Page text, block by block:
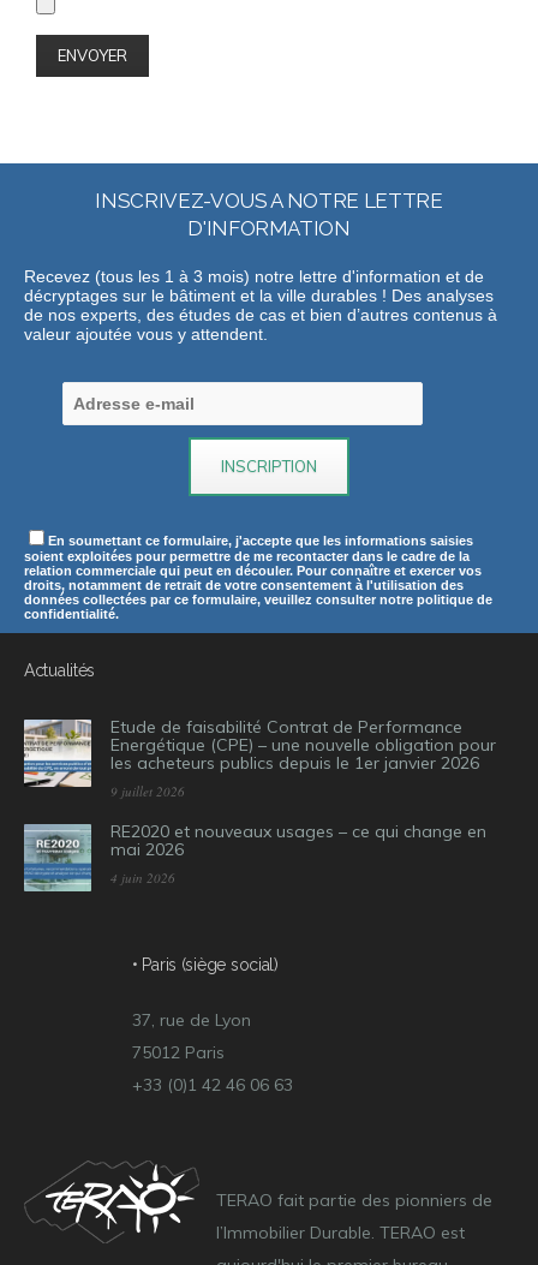
INSCRIVEZ-VOUS A NOTRE LETTRE
D'INFORMATION
Recevez (tous les 1 à 3 mois) notre lettre d'information et de
décryptages sur le bâtiment et la ville durables ! Des analyses
de nos experts, des études de cas et bien d’autres contenus à
valeur ajoutée vous y attendent.
En soumettant ce formulaire, j'accepte que les informations saisies
soient exploitées pour permettre de me recontacter dans le cadre de la
relation commerciale qui peut en découler. Pour connaître et exercer vos
droits, notamment de retrait de votre consentement à l'utilisation des
données collectées par ce formulaire, veuillez consulter notre politique de
confidentialité.
Actualités
Etude de faisabilité Contrat de Performance
Energétique (CPE) – une nouvelle obligation pour
les acheteurs publics depuis le 1er janvier 2026
9 juillet 2026
RE2020 et nouveaux usages – ce qui change en
mai 2026
4 juin 2026
• Paris (siège social)
37, rue de Lyon
75012 Paris
+33 (0)1 42 46 06 63
TERAO fait partie des pionniers de
l’Immobilier Durable. TERAO est